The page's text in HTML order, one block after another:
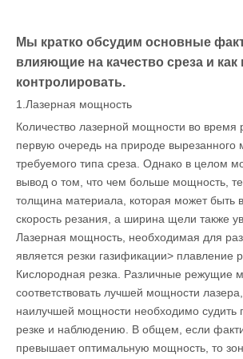
Мы кратко обсудим основные
влияющие на качество среза и как
контролировать.
1.Лазерная мощность
Количество лазерной мощности во время
первую очередь на природе вырезанного
требуемого типа среза. Однако в целом
вывод о том, что чем больше мощность,
толщина материала, которая может быть
скорость резания, а ширина щели также
Лазерная мощность, необходимая для
является резки газификации> плавление
Кислородная резка. Различные режущие
соответствовать лучшей мощности
наилучшей мощности необходимо судить
резке и наблюдению. В общем, если
превышает оптимальную мощность, то